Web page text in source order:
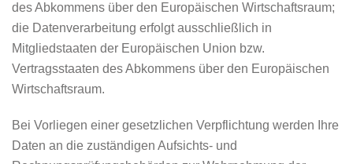
des Abkommens über den Europäischen Wirtschaftsraum;
die Datenverarbeitung erfolgt ausschließlich in
Mitgliedstaaten der Europäischen Union bzw.
Vertragsstaaten des Abkommens über den Europäischen
Wirtschaftsraum.
Bei Vorliegen einer gesetzlichen Verpflichtung werden Ihre
Daten an die zuständigen Aufsichts- und